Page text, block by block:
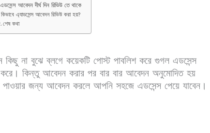
আবেদন দীর্ঘ দিন রিভিউ তে থাকে
কিভাবে এ্যাডসেন্স আবেদন রিভিউ করা হয়?
শেষ কথা
কিছু না বুঝে ব্লগে কয়েকটি পোস্ট পাবলিশ করে গুগল এডসেন্স
কিন্তু আবেদন করার পর বার বার আবেদন অনুমোদিত হয়
জন্য আবেদন করলে আপনি সহজে এডসেন্স পেয়ে যাবেন।